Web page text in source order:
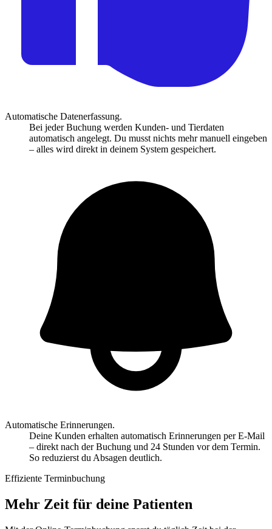
Automatische Datenerfassung.
Bei jeder Buchung werden Kunden- und Tierdaten
automatisch angelegt. Du musst nichts mehr manuell eingeben
– alles wird direkt in deinem System gespeichert.
Automatische Erinnerungen.
Deine Kunden erhalten automatisch Erinnerungen per E-Mail
– direkt nach der Buchung und 24 Stunden vor dem Termin.
So reduzierst du Absagen deutlich.
Effiziente Terminbuchung
Mehr Zeit für deine Patienten